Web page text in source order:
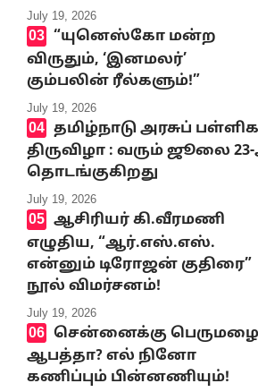
July 19, 2026
“யுனெஸ்கோ மன்ற
விருதும், ‘இனமலர்’
கும்பலின் ரீல்களும்!”
July 19, 2026
தமிழ்நாடு அரசுப்
திருவிழா : வரும் ஜூலை
தொடங்குகிறது
July 19, 2026
ஆசிரியர் கி.வீரமணி
எழுதிய, “ஆர்.எஸ்.எஸ்.
என்னும் டிரோஜன் குதிரை”
நூல் விமர்சனம்!
July 19, 2026
சென்னைக்கு பெருமழை
ஆபத்தா? எல் நினோ
கணிப்பும் பின்னணியும்!